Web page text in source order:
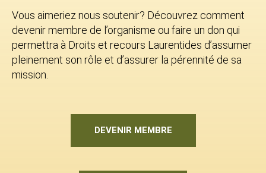
Vous aimeriez nous soutenir? Découvrez comment
devenir membre de l’organisme ou faire un don qui
permettra à Droits et recours Laurentides d’assumer
pleinement son rôle et d’assurer la pérennité de sa
mission.
DEVENIR MEMBRE